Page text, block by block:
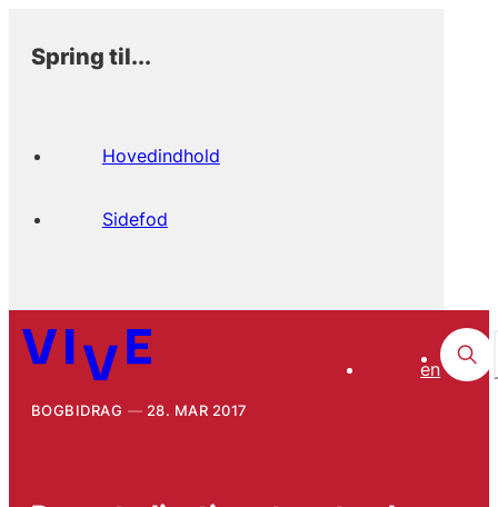
Spring til...
Hovedindhold
Sidefod
en
BOGBIDRAG 28. MAR 2017